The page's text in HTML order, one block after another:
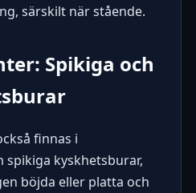
särskilt när stående.
Spikiga och
finnas i
spikiga kyskhetsburar,
böjda eller platta och